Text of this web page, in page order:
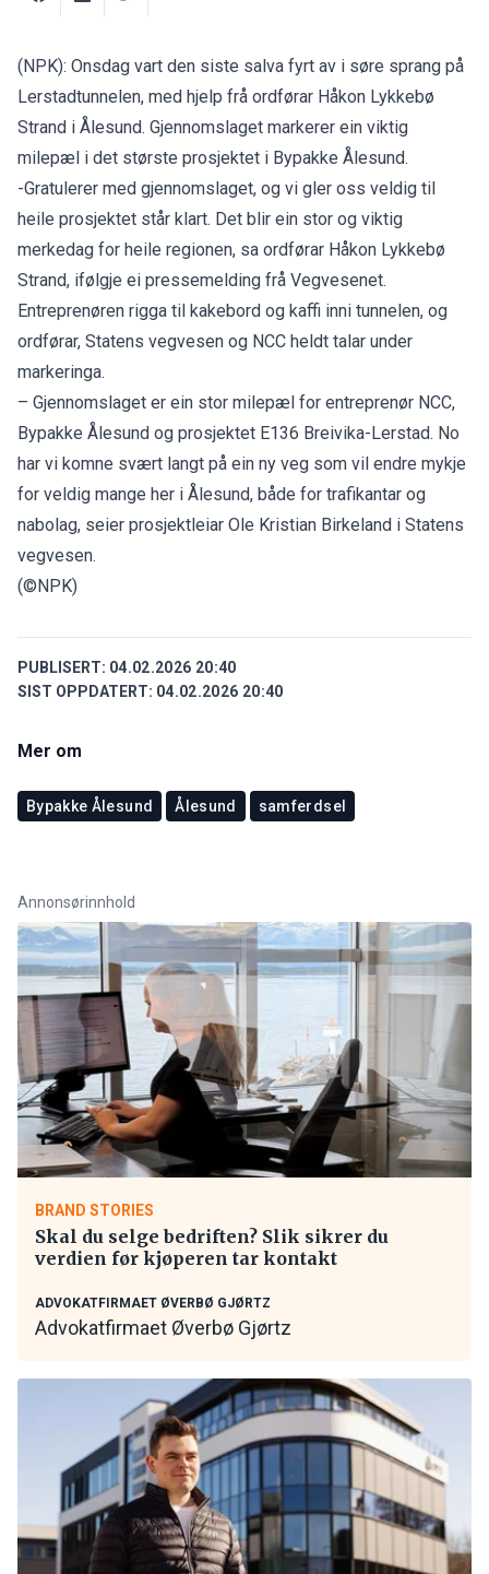
(NPK): Onsdag vart den siste salva fyrt av i søre sprang på
Lerstadtunnelen, med hjelp frå ordførar Håkon Lykkebø
Strand i Ålesund. Gjennomslaget markerer ein viktig
milepæl i det største prosjektet i Bypakke Ålesund.
-Gratulerer med gjennomslaget, og vi gler oss veldig til
heile prosjektet står klart. Det blir ein stor og viktig
merkedag for heile regionen, sa ordførar Håkon Lykkebø
Strand, ifølgje ei pressemelding frå Vegvesenet.
Entreprenøren rigga til kakebord og kaffi inni tunnelen, og
ordførar, Statens vegvesen og NCC heldt talar under
markeringa.
– Gjennomslaget er ein stor milepæl for entreprenør NCC,
Bypakke Ålesund og prosjektet E136 Breivika-Lerstad. No
har vi komne svært langt på ein ny veg som vil endre mykje
for veldig mange her i Ålesund, både for trafikantar og
nabolag, seier prosjektleiar Ole Kristian Birkeland i Statens
vegvesen.
(©NPK)
PUBLISERT: 04.02.2026 20:40
SIST OPPDATERT: 04.02.2026 20:40
Mer om
Bypakke Ålesund Ålesund samferdsel
Annonsørinnhold
BRAND STORIES
Skal du selge bedriften? Slik sikrer du
verdien før kjøperen tar kontakt
ADVOKATFIRMAET ØVERBØ GJØRTZ
Advokatfirmaet Øverbø Gjørtz